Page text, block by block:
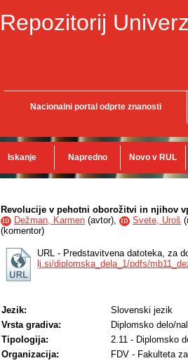
Repozitorij
Nacionalni portal odprte znanosti
Iskanje Napredno Novo v RUL
Revolucije v pehotni oborožitvi in njihov
ID Dežman, Karmen (avtor), ID Svete, Uroš (
(komentor)
URL - Predstavitvena datoteka, za
lj.si/diplomska_dela_1/pdfs/
Jezik:
Slovenski jezik
Vrsta gradiva:
Diplomsko delo/
Tipologija:
2.11 - Diplomsko
Organizacija:
FDV - Fakulteta